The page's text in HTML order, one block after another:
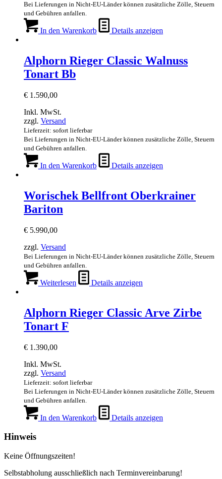
Bei Lieferungen in Nicht-EU-Länder können zusätzliche Zölle, Steuern
und Gebühren anfallen.
In den Warenkorb Details anzeigen
Alphorn Rieger Classic Walnuss
Tonart Bb
€ 1.590,00
Inkl. MwSt.
zzgl. Versand
Lieferzeit: sofort lieferbar
Bei Lieferungen in Nicht-EU-Länder können zusätzliche Zölle, Steuern
und Gebühren anfallen.
In den Warenkorb Details anzeigen
Worischek Bellfront Oberkrainer
Bariton
€ 5.990,00
zzgl. Versand
Bei Lieferungen in Nicht-EU-Länder können zusätzliche Zölle, Steuern
und Gebühren anfallen.
Weiterlesen Details anzeigen
Alphorn Rieger Classic Arve Zirbe
Tonart F
€ 1.390,00
Inkl. MwSt.
zzgl. Versand
Lieferzeit: sofort lieferbar
Bei Lieferungen in Nicht-EU-Länder können zusätzliche Zölle, Steuern
und Gebühren anfallen.
In den Warenkorb Details anzeigen
Hinweis
Keine Öffnungszeiten!
Selbstabholung ausschließlich nach Terminvereinbarung!